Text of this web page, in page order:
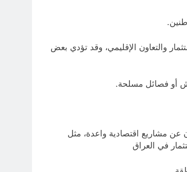
والتعاون الإقليمي، وقد تؤدي بعض
أو فصائل مسلحة.
عن مشاريع اقتصادية واعدة، مثل